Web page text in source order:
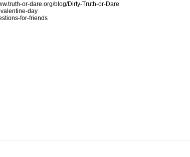
or-dare.org/blog/Dirty-Truth-or-Dare
day
for-friends